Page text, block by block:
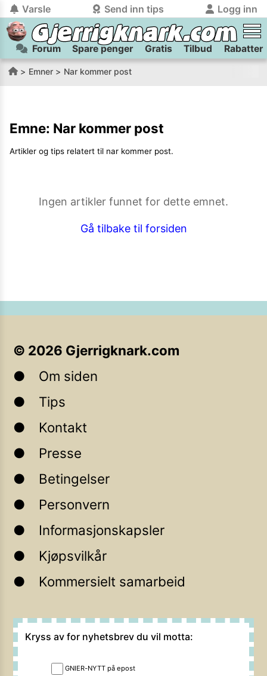
Varsle Send inn tips Logg inn
tilbake
Logg inn på Gjerrigknark.com:
Logg inn med Vipps
tilbake
Send inn tips:
Vil du være med i tipsekonkurransen kan du oppgi
Forum Spare penger Gratis Tilbud Rabatter
Emner Nar kommer post
Emne: Nar kommer post
Artikler og tips relatert til nar kommer post.
Ingen artikler funnet for dette emnet.
Gå tilbake til forsiden
© 2026 Gjerrigknark.com
Om siden
Tips
Kontakt
Presse
Betingelser
Personvern
Informasjonskapsler
Kjøpsvilkår
Kommersielt samarbeid
Kryss av for nyhetsbrev du vil motta:
GNIER-NYTT på epost